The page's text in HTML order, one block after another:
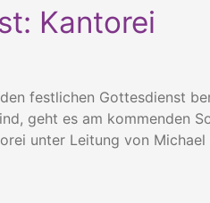
Kantorei
festlichen Gottesdienst
geht es am kommenden
unter Leitung von